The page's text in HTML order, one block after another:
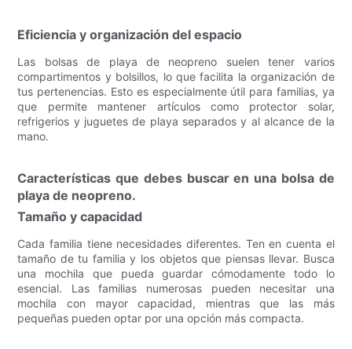
Eficiencia y organización del espacio
Las bolsas de playa de neopreno suelen tener varios
compartimentos y bolsillos, lo que facilita la organización de
tus pertenencias. Esto es especialmente útil para familias, ya
que permite mantener artículos como protector solar,
refrigerios y juguetes de playa separados y al alcance de la
mano.
Características que debes buscar en una bolsa de
playa de neopreno.
Tamaño y capacidad
Cada familia tiene necesidades diferentes. Ten en cuenta el
tamaño de tu familia y los objetos que piensas llevar. Busca
una mochila que pueda guardar cómodamente todo lo
esencial. Las familias numerosas pueden necesitar una
mochila con mayor capacidad, mientras que las más
pequeñas pueden optar por una opción más compacta.